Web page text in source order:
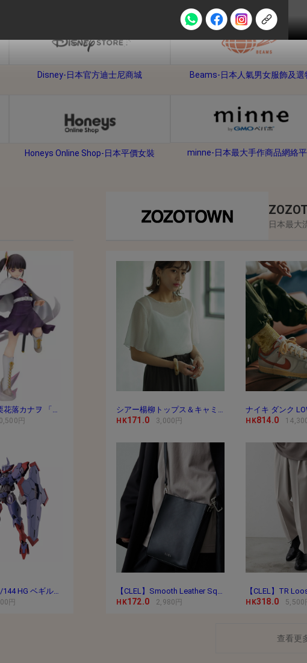
晚上23:59結束。
。
券、住宿券、禮券、儲值卡……等等」、48小時外付款、
、非Letao因素(退貨不會歸還)退單者，退回的Letao
如有變更恕不另行通知，將以官網公告為準。
Disney-日本官方迪士尼商城 Beams-日本人氣男女服飾及選
Honeys Online Shop-日本平價女裝 minne-日本最大手作商品網絡
フィギュア 栗花落カナヲ 「鬼滅の刃」 1/8 PVC＆
円
プラモデル 1/144 HG ベギルペンデ 「機動戦士ガ
円
日本最大
シアー楊柳トップス＆キャミセット
HK171.0 3,000円 HK814.0
【CLEL】Smooth Leather Square Shoulder Bag / スムースレ
HK172.0 2,980円 HK318.0 5,500
查看更